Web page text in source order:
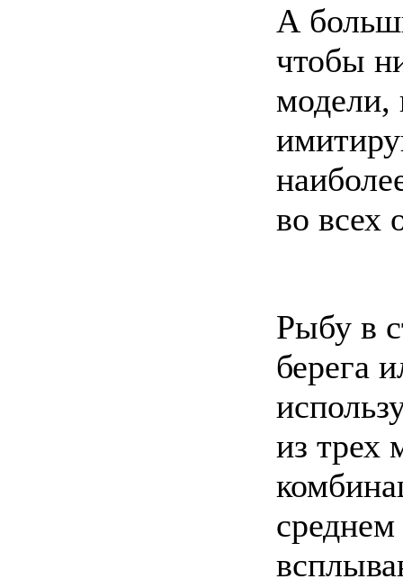
А
чтобы
во всех
Рыбу в
берега
из трех